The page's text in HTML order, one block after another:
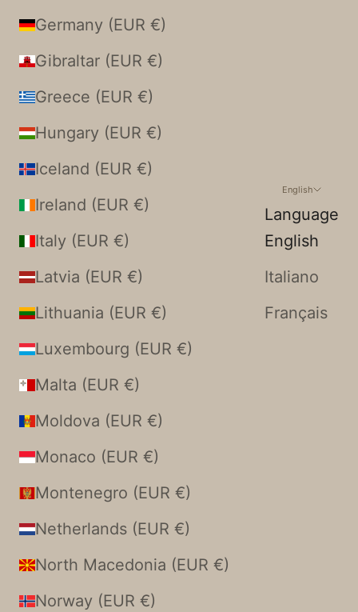
Germany (EUR €)
Gibraltar (EUR €)
Greece (EUR €)
Hungary (EUR €)
Iceland (EUR €)
Ireland (EUR €)
Italy (EUR €)
Latvia (EUR €)
Lithuania (EUR €)
Luxembourg (EUR €)
Malta (EUR €)
Moldova (EUR €)
Monaco (EUR €)
Montenegro (EUR €)
Netherlands (EUR €)
North Macedonia (EUR €)
Norway (EUR €)
English
Language
English
Italiano
Français